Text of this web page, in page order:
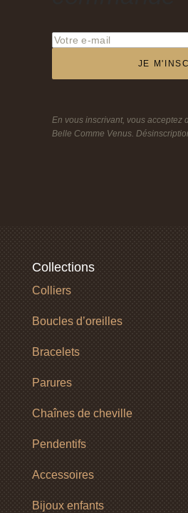
JE
En vous inscrivant, vous acceptez
Belle Comme Venus.
Collections
Colliers
Boucles d’oreilles
Bracelets
Parures
Chaînes de cheville
Pendentifs
Accessoires
Bijoux enfants